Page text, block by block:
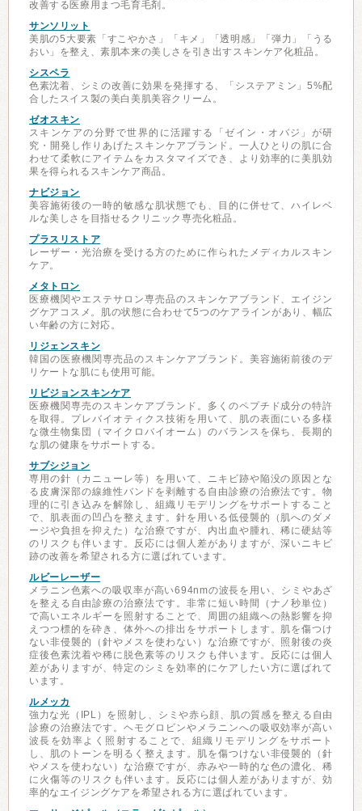
改善する医療用まつ毛育毛剤。
サンソリット
美肌の5大要素「すこやかさ」「キメ」「透明感」「弾力」「うる
おい」を整え、素肌本来の美しさを引き出すスキンケア化粧品。
シスペラ
色素沈着、シミの改善に効果を発揮する、「システアミン」5%配
合したスイス製の美白美肌美容クリーム。
ゼオスキン
スキンケアの分野で世界的に活躍する「ゼイン・オバジ」が研
究・開発し作りあげたスキンケアブランド。一人ひとりの肌に合
わせて柔軟にアイテムをカスタマイズでき、より効率的に美肌効
果を得られるスキンケア商品。
ナビジョン
美容施術後の一時的敏感な肌状態でも、目的に併せて、ハイレベ
ルな美しさを目指せるクリニック専売化粧品。
プラスリストア
レーザー・光治療を受ける方のために作られたメディカルスキン
ケア。
メタトロン
医療機関やエステサロン専売品のスキンケアブランド、エイジン
グケアコスメ。肌の状態に合わせて5つのケアラインがあり、幅広
い年齢の方に対応。
リジェンスキン
韓国の医療機関専売品のスキンケアブランド。美容施術前後のデ
リケートな肌にも使用可能。
リビジョンスキンケア
医療機関専売のスキンケアブランド。多くのペプチド成分の特許
を取得。プレバイオティクス技術を用いて、肌の表面にいる多様
な微生物集団（マイクロバイオーム）のバランスを保ち、長期的
な肌の健康をサポートする。
サブシジョン
専用の針（カニューレ等）を用いて、ニキビ跡や陥没の原因とな
る皮膚深部の線維性バンドを剥離する自由診療の治療法です。物
理的に引き込みを解除し、組織リモデリングをサポートすること
で、肌表面の凹凸を整えます。針を用いる低侵襲的（肌へのダメ
ージや負担を抑えた）な治療ですが、内出血や腫れ、稀に硬結等
のリスクも伴います。反応には個人差がありますが、深いニキビ
跡の改善を希望される方に選ばれています。
ルビーレーザー
メラニン色素への吸収率が高い694nmの波長を用い、シミやあざ
を整える自由診療の治療法です。非常に短い時間（ナノ秒単位）
で高いエネルギーを照射することで、周囲の組織への熱影響を抑
えつつ標的を砕き、体外への排出をサポートします。肌を傷つけ
ない非侵襲的（針やメスを使わない）な治療ですが、照射後の炎
症後色素沈着や稀に脱色素等のリスクも伴います。反応には個人
差がありますが、特定のシミを効率的にケアしたい方に選ばれて
います。
ルメッカ
強力な光（IPL）を照射し、シミや赤ら顔、肌の質感を整える自由
診療の治療法です。ヘモグロビンやメラニンへの吸収効率が高い
波長を効率よく照射することで、組織リモデリングをサポート
し、肌のトーンを明るく整えます。肌を傷つけない非侵襲的（針
やメスを使わない）な治療ですが、赤みや一時的な色の濃化、稀
に火傷等のリスクも伴います。反応には個人差がありますが、効
率的なエイジングケアを希望される方に選ばれています。